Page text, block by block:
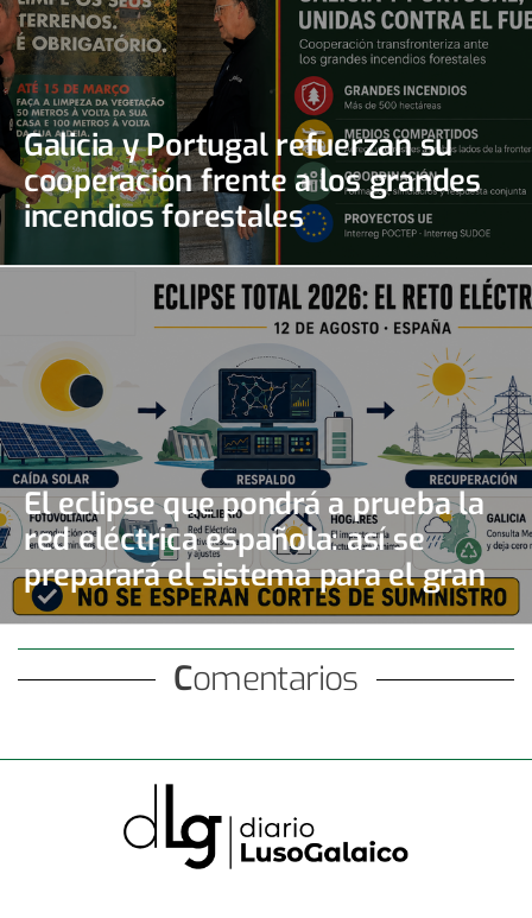
Galicia y Portugal refuerzan su
cooperación frente a los grandes
incendios forestales
El eclipse que pondrá a prueba la
red eléctrica española: así se
preparará el sistema para el gran
apagón solar
Comentarios